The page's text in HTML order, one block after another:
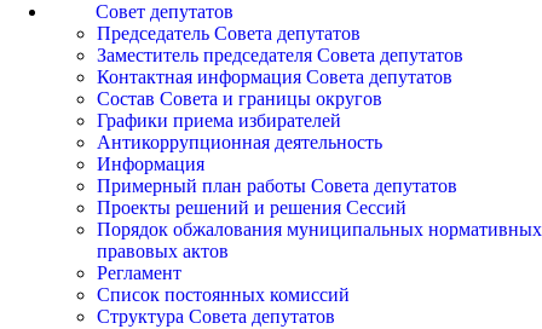
Совет депутатов
Председатель Совета депутатов
Заместитель председателя Совета депутатов
Контактная информация Совета депутатов
Состав Совета и границы округов
Графики приема избирателей
Антикоррупционная деятельность
Информация
Примерный план работы Совета депутатов
Проекты решений и решения Сессий
Порядок обжалования муниципальных нормативных
правовых актов
Регламент
Список постоянных комиссий
Структура Совета депутатов